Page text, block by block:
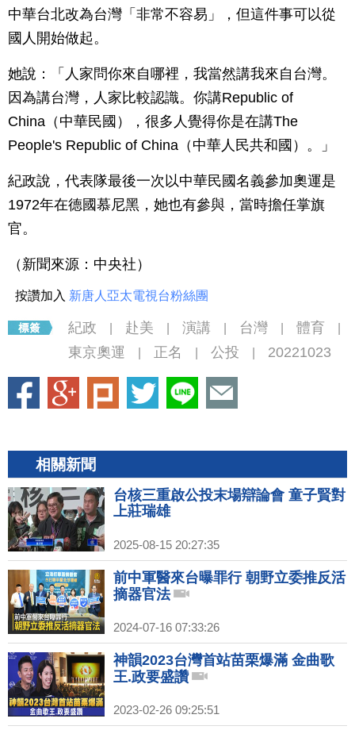
中華台北改為台灣「非常不容易」，但這件事可以從
國人開始做起。
她說：「人家問你來自哪裡，我當然講我來自台灣。
因為講台灣，人家比較認識。你講Republic of
China（中華民國），很多人覺得你是在講The
People's Republic of China（中華人民共和國）。」
紀政說，代表隊最後一次以中華民國名義參加奧運是
1972年在德國慕尼黑，她也有參與，當時擔任掌旗
官。
（新聞來源：中央社）
按讚加入 新唐人亞太電視台粉絲團
紀政 赴美 演講 台灣 體育
東京奧運 正名 公投 20221023
相關新聞
台核三重啟公投末場辯論會 童子賢對
上莊瑞雄
2025-08-15 20:27:35
前中軍醫來台曝罪行 朝野立委推反活
摘器官法
2024-07-16 07:33:26
神韻2023台灣首站苗栗爆滿 金曲歌
王.政要盛讚
2023-02-26 09:25:51